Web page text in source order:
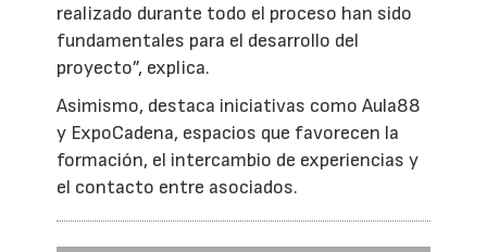
realizado durante todo el proceso han sido
fundamentales para el desarrollo del
proyecto”, explica.
Asimismo, destaca iniciativas como Aula88
y ExpoCadena, espacios que favorecen la
formación, el intercambio de experiencias y
el contacto entre asociados.